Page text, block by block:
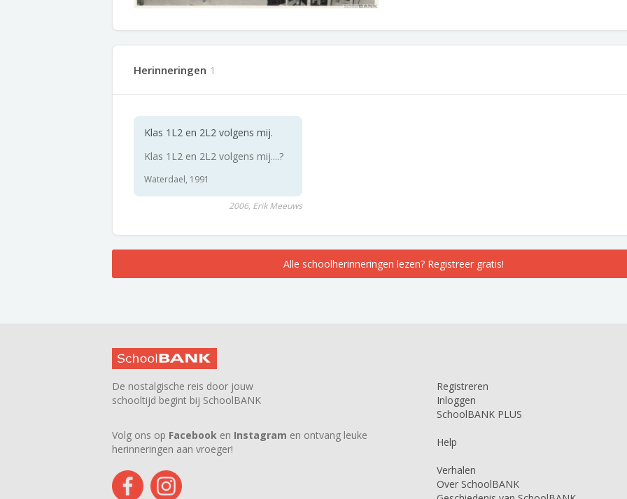
Herinneringen 1
Klas 1L2 en 2L2 volgens mij.
Klas 1L2 en 2L2 volgens mij....?
Waterdael, 1991
2006, Erik Meeuws
Alle schoolherinneringen lezen? Registreer gratis!
De nostalgische reis door jouw
schooltijd begint bij SchoolBANK
Volg ons op Facebook en Instagram en ontvang leuke
herinneringen aan vroeger!
Registreren
Inloggen
SchoolBANK PLUS
Help
Verhalen
Over SchoolBANK